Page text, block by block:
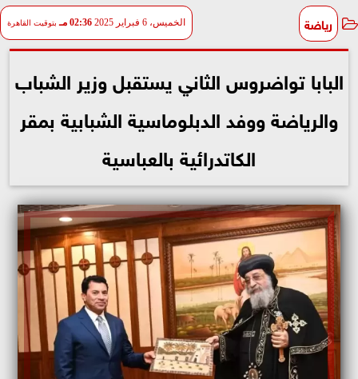
رياضة الخميس، 6 فبراير 2025 02:36 مـ بتوقيت القاهرة
البابا تواضروس الثاني يستقبل وزير الشباب
والرياضة ووفد الدبلوماسية الشبابية بمقر
الكاتدرائية بالعباسية